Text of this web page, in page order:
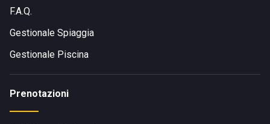
F.A.Q.
Gestionale Spiaggia
Gestionale Piscina
Prenotazioni